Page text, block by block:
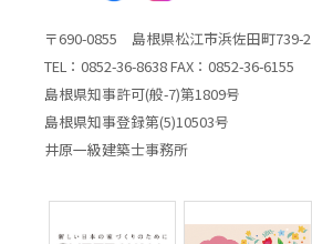
〒690-0855 島根県松江市浜佐田町739-2
TEL：0852-36-8638 FAX：0852-36-6155
島根県知事許可(般-7)第1809号
島根県知事登録第(5)10503号
井原一級建築士事務所